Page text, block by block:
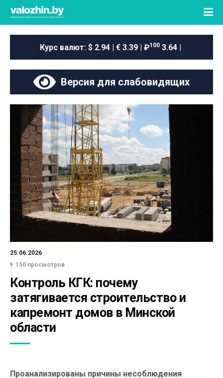
Курс валют: $ 2.94 | € 3.39 | ₽100 3.64 |
Версия для слабовидящих
25.06.2026
150 просмотров
Контроль КГК: почему
затягивается строительство и
капремонт домов в Минской
области
Проанализированы причины несоблюдения